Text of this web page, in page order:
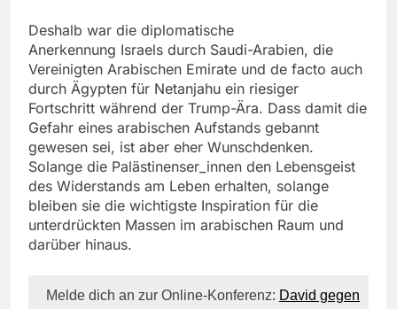
Deshalb war die diplomatische
Anerkennung Israels durch Saudi-Arabien, die
Vereinigten Arabischen Emirate und de facto auch
durch Ägypten für Netanjahu ein riesiger
Fortschritt während der Trump-Ära. Dass damit die
Gefahr eines arabischen Aufstands gebannt
gewesen sei, ist aber eher Wunschdenken.
Solange die Palästinenser_innen den Lebensgeist
des Widerstands am Leben erhalten, solange
bleiben sie die wichtigste Inspiration für die
unterdrückten Massen im arabischen Raum und
darüber hinaus.
Melde dich an zur Online-Konferenz: David gegen